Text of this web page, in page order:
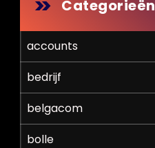
Categorieën
accounts
bedrijf
belgacom
bolle